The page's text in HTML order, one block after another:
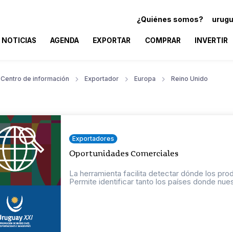
¿Quiénes somos?
NOTICIAS AGENDA EXPORTAR COMPRAR INVERTIR
Centro de información Exportador Europa Reino Unido
Exportadores
Oportunidades Comerciales
La herramienta facilita detectar dónde los
Permite identificar tanto los países donde